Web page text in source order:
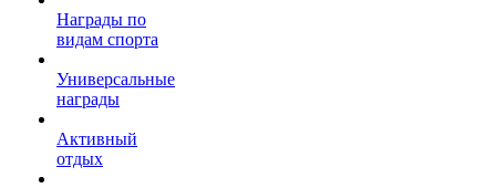
Награды по
видам спорта
Универсальные
награды
Активный
отдых